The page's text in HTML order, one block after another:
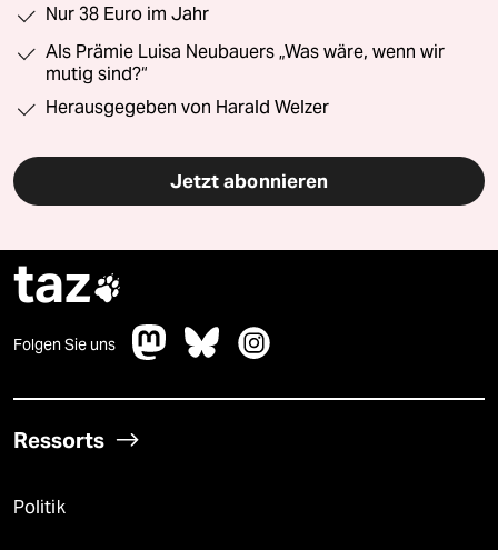
Nur 38 Euro im Jahr
Als Prämie Luisa Neubauers „Was wäre, wenn wir
mutig sind?“
Herausgegeben von Harald Welzer
Jetzt abonnieren
taz
Folgen Sie uns
Ressorts
Politik